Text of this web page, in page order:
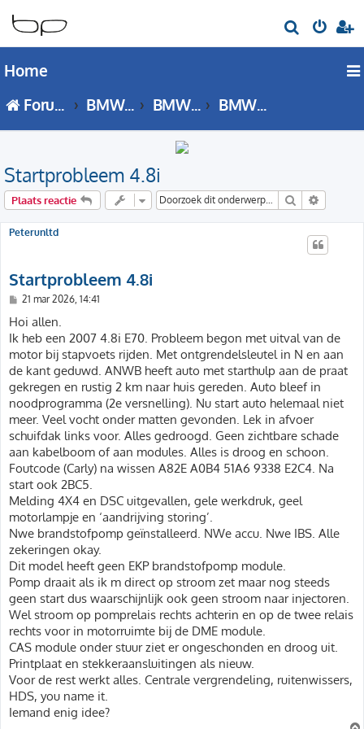
o
Home
Forumoverzicht
BMW X Serie BMW X5 - E70 forum BMW X5 (E70) Techniek
Startprobleem 4.8i
Plaats reactie Zoek
Peterunltd
Startprobleem 4.8i
B
r
i
c
h
t
21 mar 2026, 14:41
Hoi allen.
Ik heb een 2007 4.8i E70. Probleem begon met uitval van de
motor bij stapvoets rijden. Met ontgrendelsleutel in N en aan
de kant geduwd. ANWB heeft auto met starthulp aan de praat
gekregen en rustig 2 km naar huis gereden. Auto bleef in
noodprogramma (2e versnelling). Nu start auto helemaal niet
meer. Veel vocht onder matten gevonden. Lek in afvoer
schuifdak links voor. Alles gedroogd. Geen zichtbare schade
aan kabelboom of aan modules. Alles is droog en schoon.
Foutcode (Carly) na wissen A82E A0B4 51A6 9338 E2C4. Na
start ook 2BC5.
Melding 4X4 en DSC uitgevallen, gele werkdruk, geel
motorlampje en ‘aandrijving storing’.
Nwe brandstofpomp geïnstalleerd. NWe accu. Nwe IBS. Alle
zekeringen okay.
Dit model heeft geen EKP brandstofpomp module.
Pomp draait als ik m direct op stroom zet maar nog steeds
geen start dus waarschijnlijk ook geen stroom naar injectoren.
Wel stroom op pomprelais rechts achterin en op de twee relais
rechts voor in motorruimte bij de DME module.
CAS module onder stuur ziet er ongeschonden en droog uit.
Printplaat en stekkeraansluitingen als nieuw.
Voor de rest werkt alles. Centrale vergrendeling, ruitenwissers,
HDS, you name it.
Iemand enig idee?